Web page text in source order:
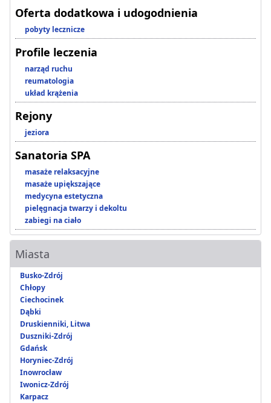
Oferta dodatkowa i udogodnienia
pobyty lecznicze
Profile leczenia
narząd ruchu
reumatologia
układ krążenia
Rejony
jeziora
Sanatoria SPA
masaże relaksacyjne
masaże upiększające
medycyna estetyczna
pielęgnacja twarzy i dekoltu
zabiegi na ciało
Miasta
Busko-Zdrój
Chłopy
Ciechocinek
Dąbki
Druskienniki, Litwa
Duszniki-Zdrój
Gdańsk
Horyniec-Zdrój
Inowrocław
Iwonicz-Zdrój
Karpacz